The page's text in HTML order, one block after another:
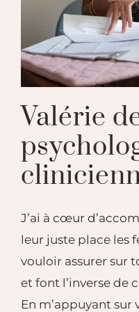
Valérie
J’ai à cœur
leur juste place les
vouloir assurer sur
et font l’inverse de
En m’appuyant sur